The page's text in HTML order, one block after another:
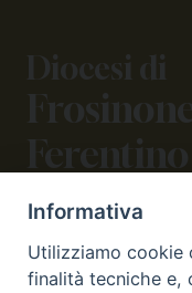
Diocesi di
Ferentino
CONTATTI
viale Volsci 105
Informativa
Utilizziamo cookie
finalità tecniche e,